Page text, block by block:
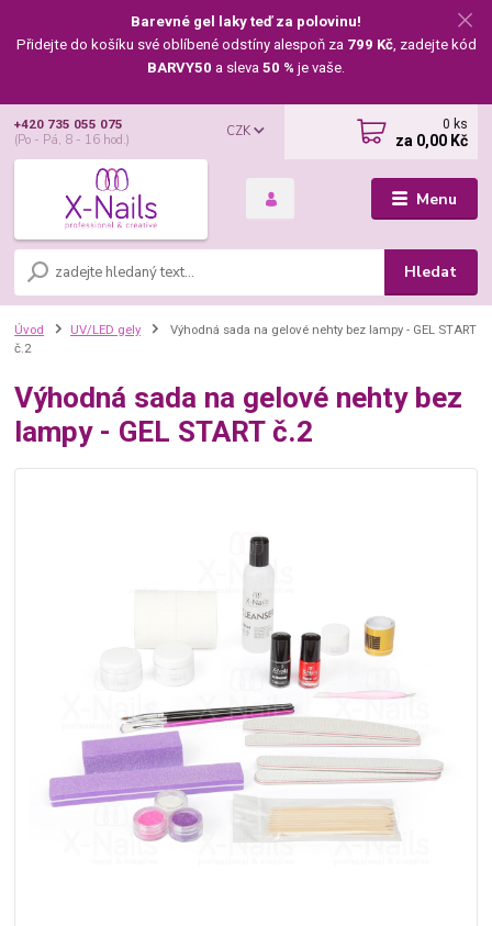
Barevné gel laky teď za polovinu!
Přidejte do košíku své oblíbené odstíny alespoň za 799 Kč, zadejte kód
BARVY50 a sleva 50 % je vaše.
Menu
CZK
Hledat
+420 735 055 075
(Po - Pá, 8 - 16 hod.)
0 ks
za 0,00 Kč
Úvod UV/LED gely
Výhodná sada na gelové nehty bez lampy - GEL START
č.2
Výhodná sada na gelové nehty bez
lampy - GEL START č.2